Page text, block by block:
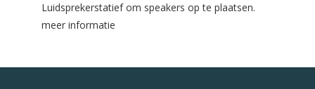
Luidsprekerstatief om speakers op te plaatsen.
meer informatie